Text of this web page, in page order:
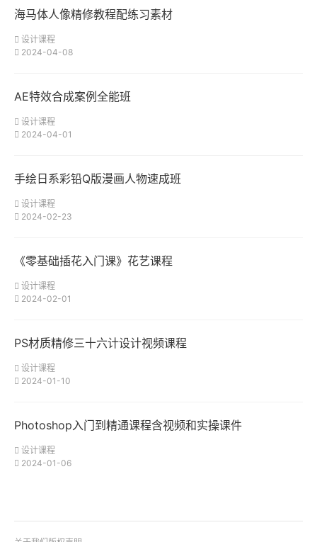
海马体人像精修教程配练习素材
设计课程
2024-04-08
AE特效合成案例全能班
设计课程
2024-04-01
手绘日系彩铅Q版漫画人物速成班
设计课程
2024-02-23
《零基础插花入门课》花艺课程
设计课程
2024-02-01
PS材质精修三十六计设计视频课程
设计课程
2024-01-10
Photoshop入门到精通课程含视频和实操课件
设计课程
2024-01-06